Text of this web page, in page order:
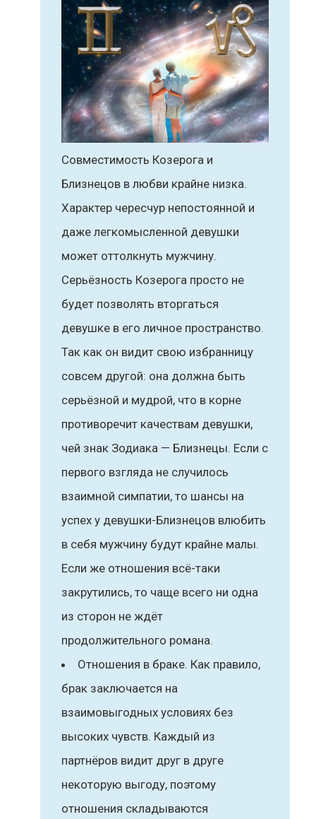
Совместимость Козерога и
Близнецов в любви крайне низка.
Характер чересчур непостоянной и
даже легкомысленной девушки
может оттолкнуть мужчину.
Серьёзность Козерога просто не
будет позволять вторгаться
девушке в его личное пространство.
Так как он видит свою избранницу
совсем другой: она должна быть
серьёзной и мудрой, что в корне
противоречит качествам девушки,
чей знак Зодиака — Близнецы. Если с
первого взгляда не случилось
взаимной симпатии, то шансы на
успех у девушки-Близнецов влюбить
в себя мужчину будут крайне малы.
Если же отношения всё-таки
закрутились, то чаще всего ни одна
из сторон не ждёт
продолжительного романа.
Отношения в браке. Как правило,
брак заключается на
взаимовыгодных условиях без
высоких чувств. Каждый из
партнёров видит друг в друге
некоторую выгоду, поэтому
отношения складываются